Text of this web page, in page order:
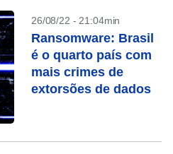
26/08/22 - 21:04min
Ransomware: Brasil
é o quarto país com
mais crimes de
extorsões de dados